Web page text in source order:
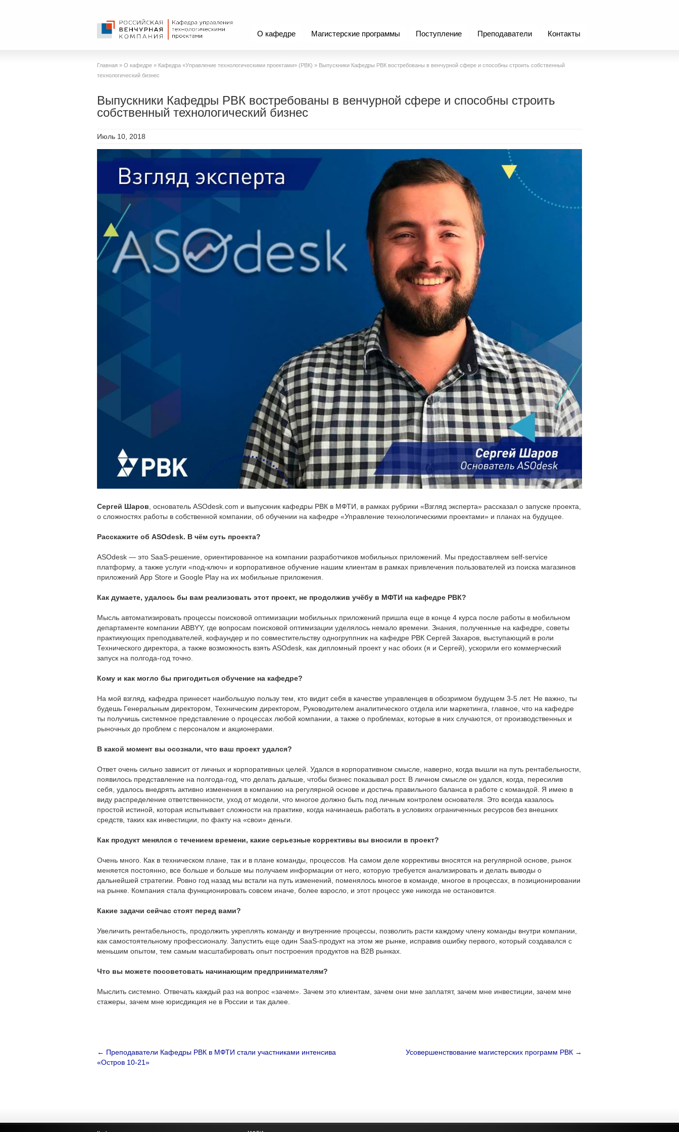
О кафедре Магистерские программы Поступление Преподаватели Контакты
Главная » О кафедре » Кафедра «Управление технологическими проектами» (РВК) » Выпускники Кафедры РВК востребованы в венчурной сфере и способны строить собственный
технологический бизнес
Выпускники Кафедры РВК востребованы в венчурной сфере и способны строить
собственный технологический бизнес
Июль 10, 2018
Сергей Шаров , основатель ASOdesk.com и выпускник кафедры РВК в МФТИ, в рамках рубрики «Взгляд эксперта» рассказал о запуске проекта,
о сложностях работы в собственной компании, об обучении на кафедре «Управление технологическими проектами» и планах на будущее.
Расскажите об ASOdesk. В чём суть проекта?
ASOdesk — это SaaS-решение, ориентированное на компании разработчиков мобильных приложений. Мы предоставляем self-service
платформу, а также услуги «под-ключ» и корпоративное обучение нашим клиентам в рамках привлечения пользователей из поиска магазинов
приложений App Store и Google Play на их мобильные приложения.
Как думаете, удалось бы вам реализовать этот проект, не продолжив учёбу в МФТИ на кафедре РВК?
Мысль автоматизировать процессы поисковой оптимизации мобильных приложений пришла еще в конце 4 курса после работы в мобильном
департаменте компании ABBYY, где вопросам поисковой оптимизации уделялось немало времени. Знания, полученные на кафедре, советы
практикующих преподавателей, кофаундер и по совместительству одногруппник на кафедре РВК Сергей Захаров, выступающий в роли
Технического директора, а также возможность взять ASOdesk, как дипломный проект у нас обоих (я и Сергей), ускорили его коммерческий
запуск на полгода-год точно.
Кому и как могло бы пригодиться обучение на кафедре?
На мой взгляд, кафедра принесет наибольшую пользу тем, кто видит себя в качестве управленцев в обозримом будущем 3-5 лет. Не важно, ты
будешь Генеральным директором, Техническим директором, Руководителем аналитического отдела или маркетинга, главное, что на кафедре
ты получишь системное представление о процессах любой компании, а также о проблемах, которые в них случаются, от производственных и
рыночных до проблем с персоналом и акционерами.
В какой момент вы осознали, что ваш проект удался?
Ответ очень сильно зависит от личных и корпоративных целей. Удался в корпоративном смысле, наверно, когда вышли на путь рентабельности,
появилось представление на полгода-год, что делать дальше, чтобы бизнес показывал рост. В личном смысле он удался, когда, пересилив
себя, удалось внедрять активно изменения в компанию на регулярной основе и достичь правильного баланса в работе с командой. Я имею в
виду распределение ответственности, уход от модели, что многое должно быть под личным контролем основателя. Это всегда казалось
простой истиной, которая испытывает сложности на практике, когда начинаешь работать в условиях ограниченных ресурсов без внешних
средств, таких как инвестиции, по факту на «свои» деньги.
Как продукт менялся с течением времени, какие серьезные коррективы вы вносили в проект?
Очень много. Как в техническом плане, так и в плане команды, процессов. На самом деле коррективы вносятся на регулярной основе, рынок
меняется постоянно, все больше и больше мы получаем информации от него, которую требуется анализировать и делать выводы о
дальнейшей стратегии. Ровно год назад мы встали на путь изменений, поменялось многое в команде, многое в процессах, в позиционировании
на рынке. Компания стала функционировать совсем иначе, более взросло, и этот процесс уже никогда не остановится.
Какие задачи сейчас стоят перед вами?
Увеличить рентабельность, продолжить укреплять команду и внутренние процессы, позволить расти каждому члену команды внутри компании,
как самостоятельному профессионалу. Запустить еще один SaaS-продукт на этом же рынке, исправив ошибку первого, который создавался с
меньшим опытом, тем самым масштабировать опыт построения продуктов на B2B рынках.
Что вы можете посоветовать начинающим предпринимателям?
Мыслить системно. Отвечать каждый раз на вопрос «зачем». Зачем это клиентам, зачем они мне заплатят, зачем мне инвестиции, зачем мне
стажеры, зачем мне юрисдикция не в России и так далее.
← Преподаватели Кафедры РВК в МФТИ стали участниками интенсива
«Остров 10-21»
Усовершенствование магистерских программ РВК →